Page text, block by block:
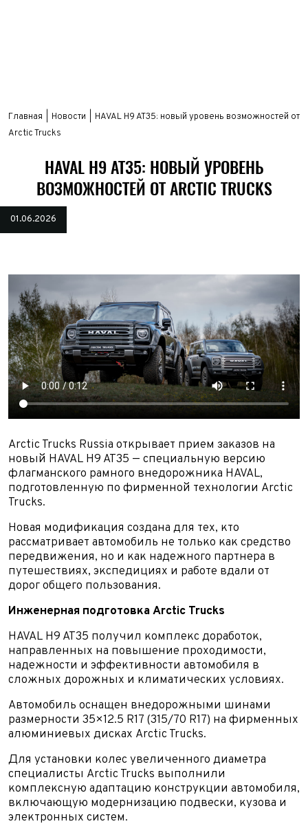
Главная Новости
HAVAL H9 AT35: новый уровень возможностей от
Arctic Trucks
HAVAL H9 AT35: НОВЫЙ УРОВЕНЬ
ВОЗМОЖНОСТЕЙ ОТ ARCTIC TRUCKS
01.06.2026
Arctic Trucks Russia открывает прием заказов на
новый HAVAL H9 AT35 — специальную версию
флагманского рамного внедорожника HAVAL,
подготовленную по фирменной технологии Arctic
Trucks.
Новая модификация создана для тех, кто
рассматривает автомобиль не только как средство
передвижения, но и как надежного партнера в
путешествиях, экспедициях и работе вдали от
дорог общего пользования.
Инженерная подготовка Arctic Trucks
HAVAL H9 AT35 получил комплекс доработок,
направленных на повышение проходимости,
надежности и эффективности автомобиля в
сложных дорожных и климатических условиях.
Автомобиль оснащен внедорожными шинами
размерности 35×12.5 R17 (315/70 R17) на фирменных
алюминиевых дисках Arctic Trucks.
Для установки колес увеличенного диаметра
специалисты Arctic Trucks выполнили
комплексную адаптацию конструкции автомобиля,
включающую модернизацию подвески, кузова и
электронных систем.